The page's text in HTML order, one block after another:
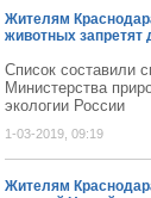
Жителям
животных запретят
Список составили
Министерства
экологии России
1-03-2019, 09:19
Жителям